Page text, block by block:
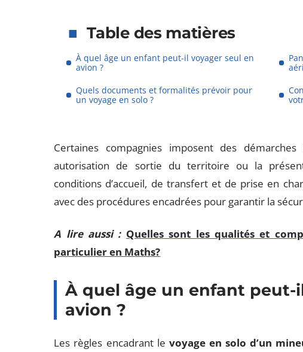
Table des matières
À quel âge un enfant peut-il voyager seul en
avion ?
Quels documents et formalités prévoir pour
un voyage en solo ?
Certaines compagnies imposent des démarches
autorisation de sortie du territoire ou la
conditions d’accueil, de transfert et de prise en
avec des procédures encadrées pour garantir la
A lire aussi : Quelles sont les qualités et
particulier en Maths?
À quel âge un enfant peut-
avion ?
Les règles encadrant le voyage en solo d’un